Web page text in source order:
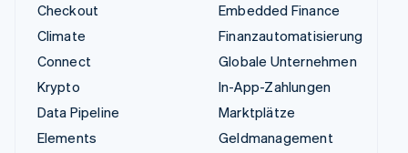
Checkout
Climate
Connect
Krypto
Data Pipeline
Elements
Embedded Finance
Finanzautomatisierung
Globale Unternehmen
In-App-Zahlungen
Marktplätze
Geldmanagement